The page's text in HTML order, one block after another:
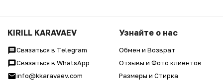
KIRILL KARAVAEV
Связаться в Telegram
Связаться в WhatsApp
info@kkaravaev.com
Узнайте о нас
Обмен и Возврат
Отзывы и Фото клиентов
Размеры и Стирка